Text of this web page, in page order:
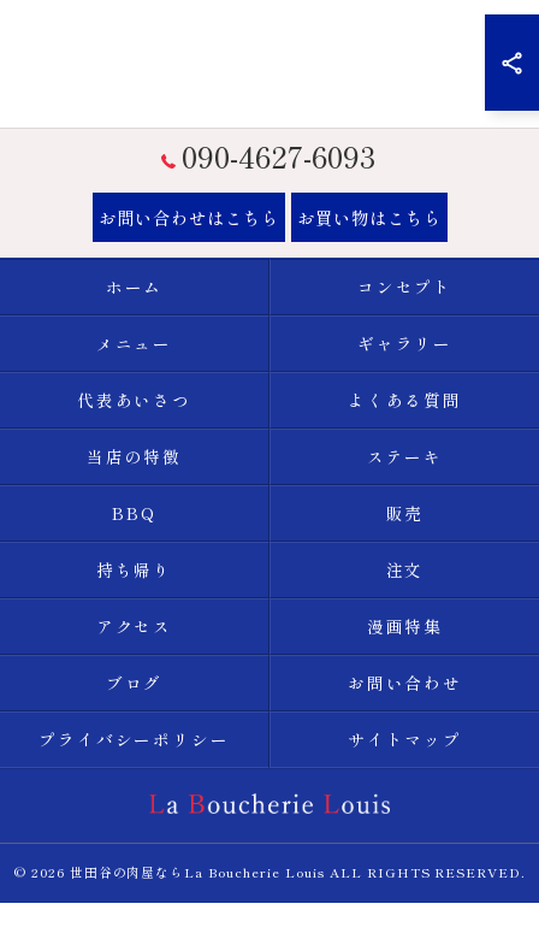
090-4627-6093
お問い合わせはこちら お買い物はこちら
ホーム コンセプト
メニュー ギャラリー
代表あいさつ よくある質問
当店の特徴 ステーキ
BBQ 販売
持ち帰り 注文
アクセス 漫画特集
ブログ お問い合わせ
プライバシーポリシー サイトマップ
© 2026 世田谷の肉屋ならLa Boucherie Louis ALL RIGHTS RESERVED.